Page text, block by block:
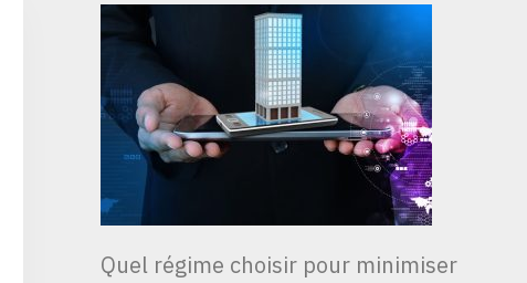
Quel régime choisir pour minimiser